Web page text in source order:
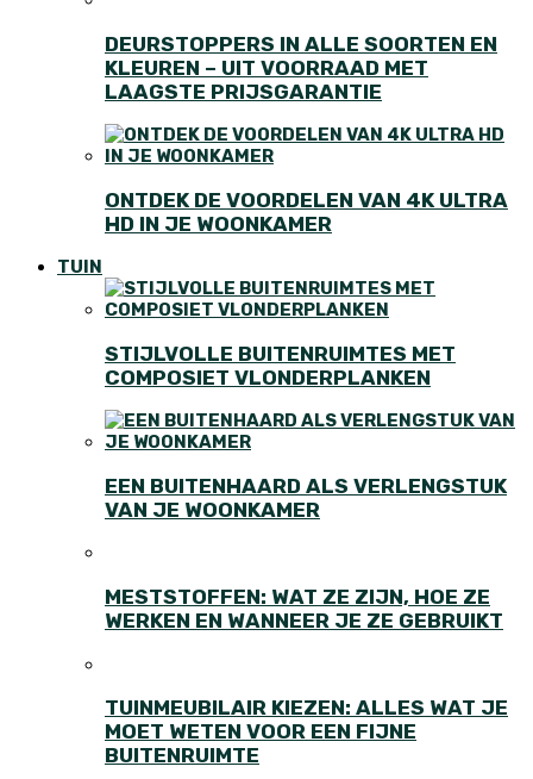
DEURSTOPPERS IN ALLE SOORTEN EN
KLEUREN – UIT VOORRAAD MET
LAAGSTE PRIJSGARANTIE
ONTDEK DE VOORDELEN VAN 4K ULTRA
HD IN JE WOONKAMER
TUIN
STIJLVOLLE BUITENRUIMTES MET
COMPOSIET VLONDERPLANKEN
EEN BUITENHAARD ALS VERLENGSTUK
VAN JE WOONKAMER
MESTSTOFFEN: WAT ZE ZIJN, HOE ZE
WERKEN EN WANNEER JE ZE GEBRUIKT
TUINMEUBILAIR KIEZEN: ALLES WAT JE
MOET WETEN VOOR EEN FIJNE
BUITENRUIMTE